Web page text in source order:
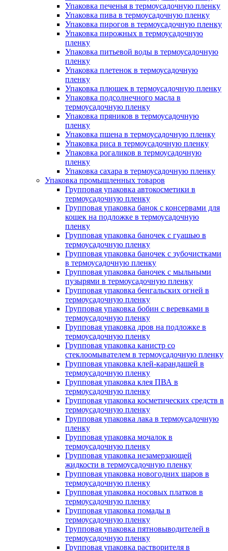
Упаковка печенья в термоусадочную пленку
Упаковка пива в термоусадочную пленку
Упаковка пирогов в термоусадочную пленку
Упаковка пирожных в термоусадочную
пленку
Упаковка питьевой воды в термоусадочную
пленку
Упаковка плетенок в термоусадочную
пленку
Упаковка плюшек в термоусадочную пленку
Упаковка подсолнечного масла в
термоусадочную пленку
Упаковка пряников в термоусадочную
пленку
Упаковка пшена в термоусадочную пленку
Упаковка риса в термоусадочную пленку
Упаковка рогаликов в термоусадочную
пленку
Упаковка сахара в термоусадочную пленку
Упаковка промышленных товаров
Групповая упаковка автокосметики в
термоусадочную пленку
Групповая упаковка банок с консервами для
кошек на подложке в термоусадочную
пленку
Групповая упаковка баночек с гуашью в
термоусадочную пленку
Групповая упаковка баночек с зубочистками
в термоусадочную пленку
Групповая упаковка баночек с мыльными
пузырями в термоусадочную пленку
Групповая упаковка бенгальских огней в
термоусадочную пленку
Групповая упаковка бобин с веревками в
термоусадочную пленку
Групповая упаковка дров на подложке в
термоусадочную пленку
Групповая упаковка канистр со
стеклоомывателем в термоусадочную пленку
Групповая упаковка клей-карандашей в
термоусадочную пленку
Групповая упаковка клея ПВА в
термоусадочную пленку
Групповая упаковка косметических средств в
термоусадочную пленку
Групповая упаковка лака в термоусадочную
пленку
Групповая упаковка мочалок в
термоусадочную пленку
Групповая упаковка незамерзающей
жидкости в термоусадочную пленку
Групповая упаковка новогодних шаров в
термоусадочную пленку
Групповая упаковка носовых платков в
термоусадочную пленку
Групповая упаковка помады в
термоусадочную пленку
Групповая упаковка пятновыводителей в
термоусадочную пленку
Групповая упаковка растворителя в